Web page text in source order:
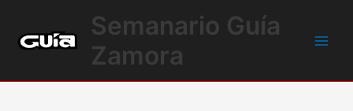
contenido
Semanario Guía
Zamora